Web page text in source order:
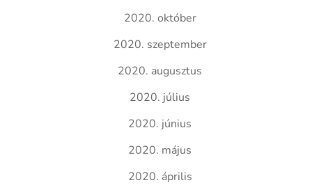
2020. október
2020. szeptember
2020. augusztus
2020. július
2020. június
2020. május
2020. április